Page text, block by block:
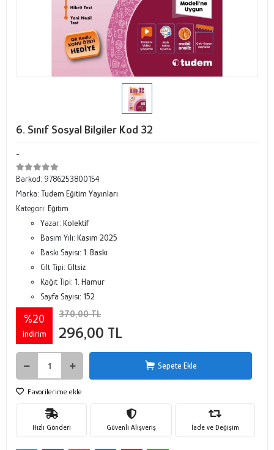
6. Sınıf Sosyal Bilgiler Kod 32
-
Barkod: 9786253800154
Marka: Tudem Eğitim Yayınları
Kategori: Eğitim
Yazar: Kolektif
Basım Yılı: Kasım 2025
Baskı Sayısı: 1. Baskı
Cilt Tipi: Ciltsiz
Kağıt Tipi: 1. Hamur
Sayfa Sayısı: 152
%20
indirim
370,00 TL
296,00 TL
Sepete Ekle
Favorilerime ekle
Hızlı Gönderi Güvenli Alışveriş İade ve Değişim